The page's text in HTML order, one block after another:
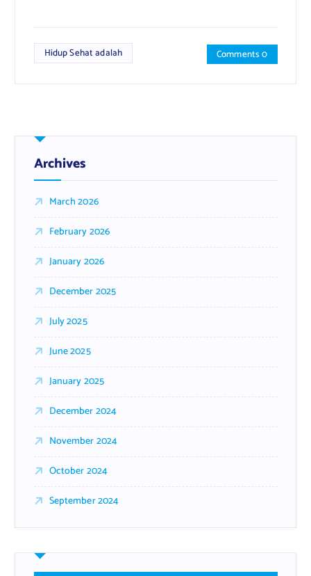
Hidup Sehat adalah Comments 0
Archives
March 2026
February 2026
January 2026
December 2025
July 2025
June 2025
January 2025
December 2024
November 2024
October 2024
September 2024